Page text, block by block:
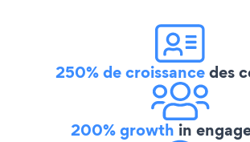
250% de croissancedes
200% growth in